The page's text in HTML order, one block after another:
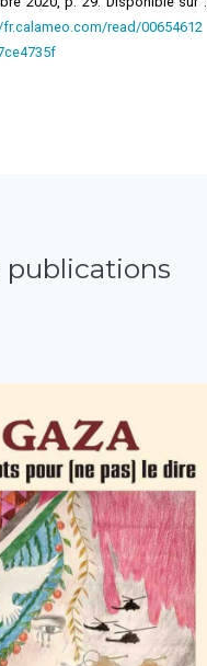
read/00654612
publications